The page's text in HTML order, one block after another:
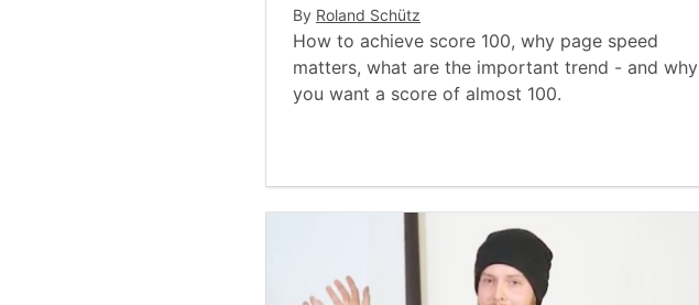
By Roland Schütz
How to achieve score 100, why page speed
matters, what are the important trend - and why
you want a score of almost 100.